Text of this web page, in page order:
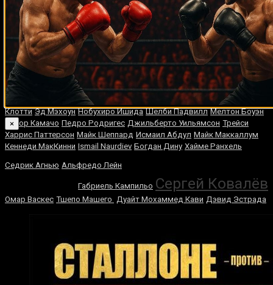
Денис onРой Джонс-младший
Случайные боксеры
Имон Маджи Марвин Хаглер Антонио Ниевес
Леон Бостик
Кассим Оума Крис Молина Джозеф Нсубуга Том Литтл Тервел
Пулев
Франческо дель Аквила Ибрагим Сид Мэнни Кастильо Луис
Монако
Рокки Рамон Дэви Мур Юки Сано Эдриэн Бронер
Александр Волкановски
Гленн Маккори Терри Андерсон Джошуа
Клотти Эд Мэхоун Нобухиро Ишида Шелби Падвилл Мелтон Боуэн
Эктор Камачо Педро Родригес Джильберто Уильямсон Трейси
Харрис Паттерсон Майк Шеппард Исмаил Абдул Майк Маккаллум
Кеннеди МакКинни Ismail Naurdiev Богдан Дину Хайме Ранхель
Седрик Агнью Альфредо Лейн
Габриель Кампильо Сергей Ковалёв
Омар Васкес Тшепо Машего Дуайт Мохаммед Кави Дэвид Эстрада
×